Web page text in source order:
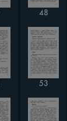
48
53